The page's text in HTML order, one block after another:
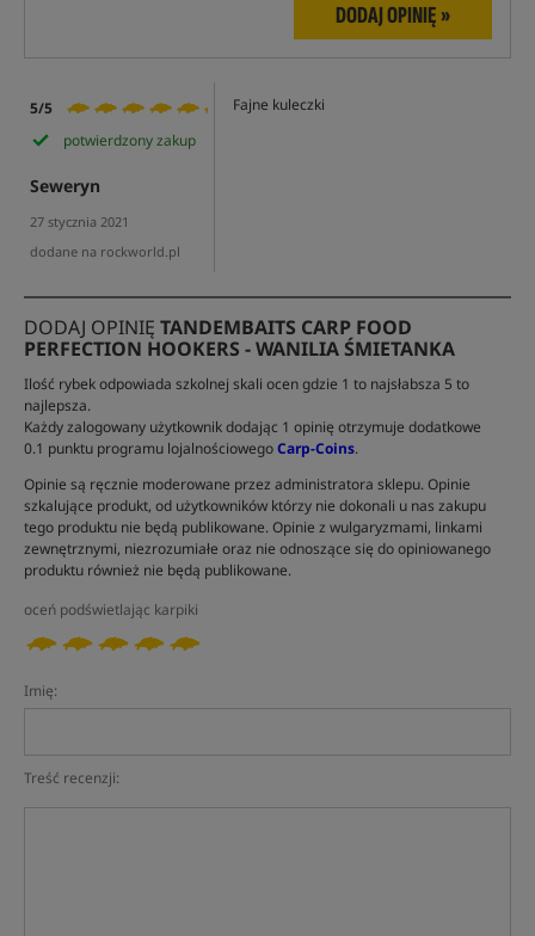
DODAJ OPINIĘ »
5/5
potwierdzony zakup
Seweryn
27 stycznia 2021
dodane na rockworld.pl
Fajne kuleczki
DODAJ OPINIĘ TANDEMBAITS CARP FOOD
PERFECTION HOOKERS - WANILIA ŚMIETANKA
Ilość rybek odpowiada szkolnej skali ocen gdzie 1 to najsłabsza 5 to
najlepsza.
Każdy zalogowany użytkownik dodając 1 opinię otrzymuje dodatkowe
0.1 punktu programu lojalnościowegoCarp-Coins.
Opinie są ręcznie moderowane przez administratora sklepu. Opinie
szkalujące produkt, od użytkowników którzy nie dokonali u nas zakupu
tego produktu nie będą publikowane. Opinie z wulgaryzmami, linkami
zewnętrznymi, niezrozumiałe oraz nie odnoszące się do opiniowanego
produktu również nie będą publikowane.
oceń podświetlając karpiki
Imię:
Treść recenzji: